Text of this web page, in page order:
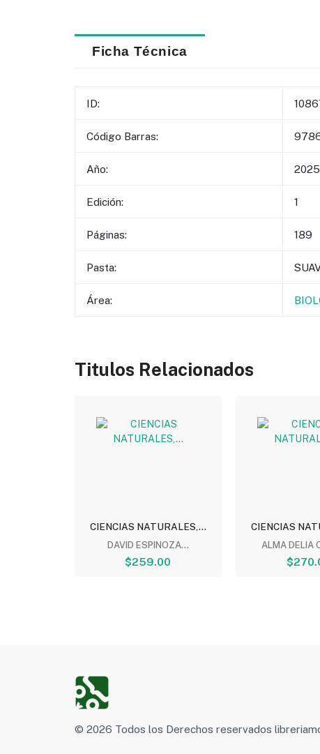
Ficha Técnica
ID:
Código Barras:
Año: 2025
Edición: 1
Páginas: 189
Pasta:
Área:
Titulos Relacionados
CIENCIAS NATURALES,...
DAVID ESPINOZA...
$259.00
CIENCIAS
ALMA DELIA
© 2026 Todos los Derechos reservados